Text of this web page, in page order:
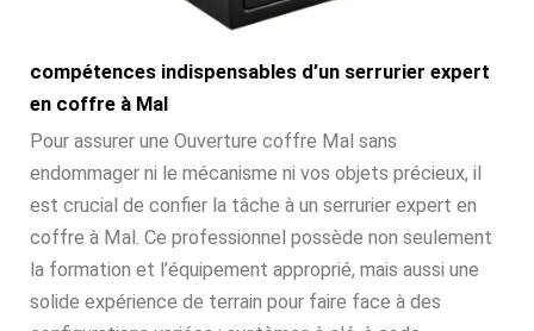
compétences indispensables d’un serrurier expert
en coffre à Mal
Pour assurer une Ouverture coffre Mal sans
endommager ni le mécanisme ni vos objets précieux, il
est crucial de confier la tâche à un serrurier expert en
coffre à Mal. Ce professionnel possède non seulement
la formation et l’équipement approprié, mais aussi une
solide expérience de terrain pour faire face à des